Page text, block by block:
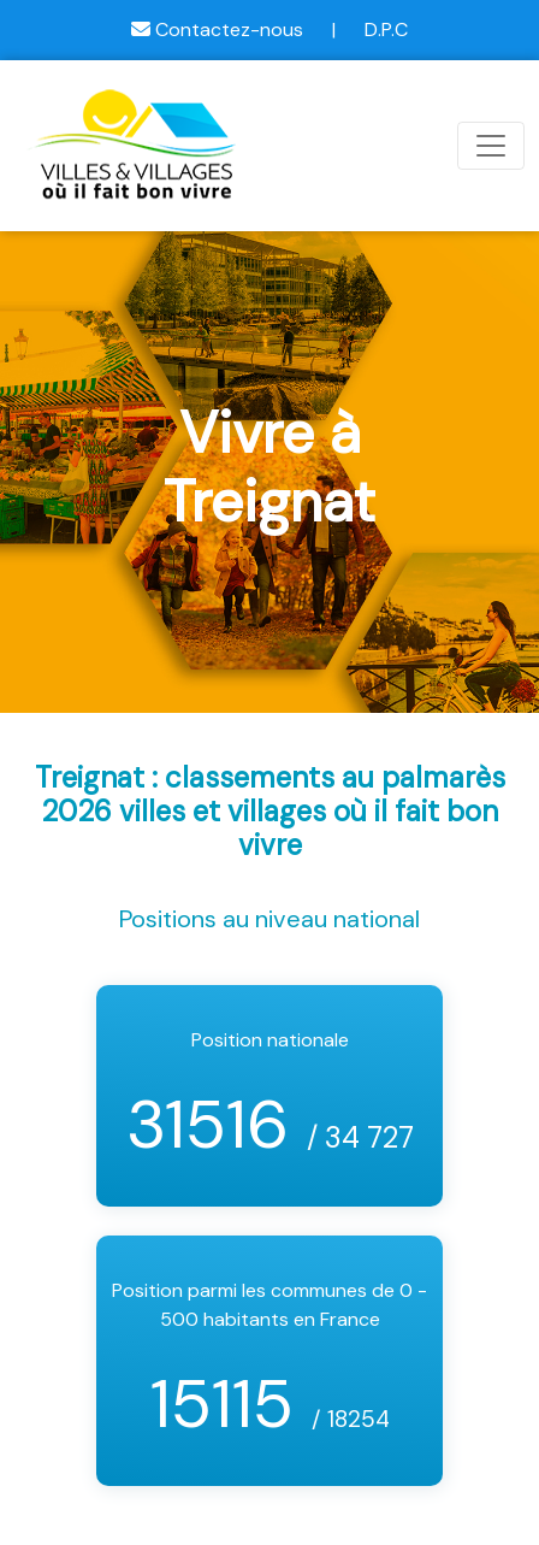
Contactez-nous | D.P.C
Vivre à
Treignat
Treignat : classements au palmarès
2026 villes et villages où il fait bon
vivre
Positions au niveau national
Position nationale
31516 / 34 727
Position parmi les communes de 0 -
500 habitants en France
15115 / 18254